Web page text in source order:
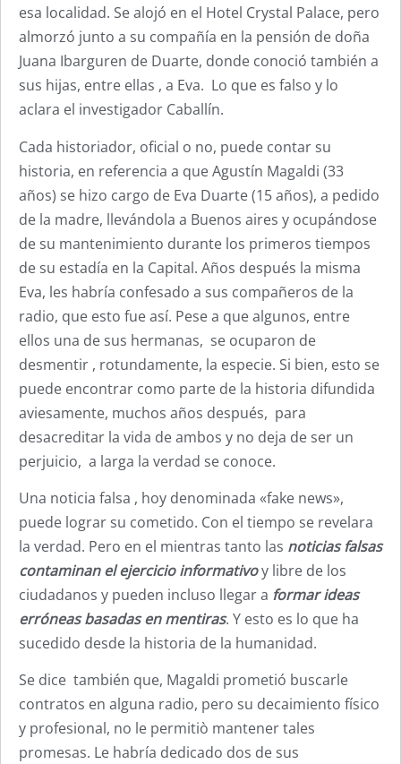
esa localidad. Se alojó en el Hotel Crystal Palace, pero
almorzó junto a su compañía en la pensión de doña
Juana Ibarguren de Duarte, donde conoció también a
sus hijas, entre ellas , a Eva. Lo que es falso y lo
aclara el investigador Caballín.
Cada historiador, oficial o no, puede contar su
historia, en referencia a que Agustín Magaldi (33
años) se hizo cargo de Eva Duarte (15 años), a pedido
de la madre, llevándola a Buenos aires y ocupándose
de su mantenimiento durante los primeros tiempos
de su estadía en la Capital. Años después la misma
Eva, les habría confesado a sus compañeros de la
radio, que esto fue así. Pese a que algunos, entre
ellos una de sus hermanas, se ocuparon de
desmentir , rotundamente, la especie. Si bien, esto se
puede encontrar como parte de la historia difundida
aviesamente, muchos años después, para
desacreditar la vida de ambos y no deja de ser un
perjuicio, a larga la verdad se conoce.
Una noticia falsa , hoy denominada «fake news»,
puede lograr su cometido. Con el tiempo se revelara
la verdad. Pero en el mientras tanto las noticias falsas
contaminan el ejercicio informativoy libre de los
ciudadanos y pueden incluso llegar a formar ideas
erróneas basadas en mentiras. Y esto es lo que ha
sucedido desde la historia de la humanidad.
Se dice también que, Magaldi prometió buscarle
contratos en alguna radio, pero su decaimiento físico
y profesional, no le permitiò mantener tales
promesas. Le habría dedicado dos de sus